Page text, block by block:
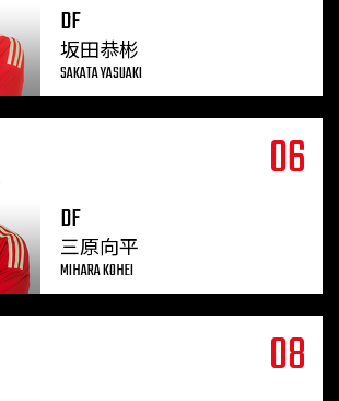
DF
坂田恭彬
SAKATA YASUAKI
06
DF
三原向平
MIHARA KOHEI
08